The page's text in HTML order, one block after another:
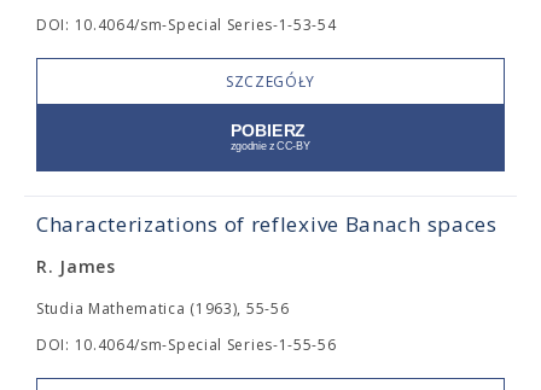
DOI: 10.4064/sm-Special Series-1-53-54
SZCZEGÓŁY
Characterizations of reflexive Banach spaces
R. James
Studia Mathematica (1963), 55-56
DOI: 10.4064/sm-Special Series-1-55-56